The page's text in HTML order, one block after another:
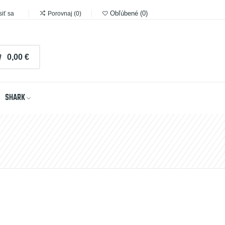
sa
Porovnaj 0 Obľúbené 0
0,00 €
SHARK